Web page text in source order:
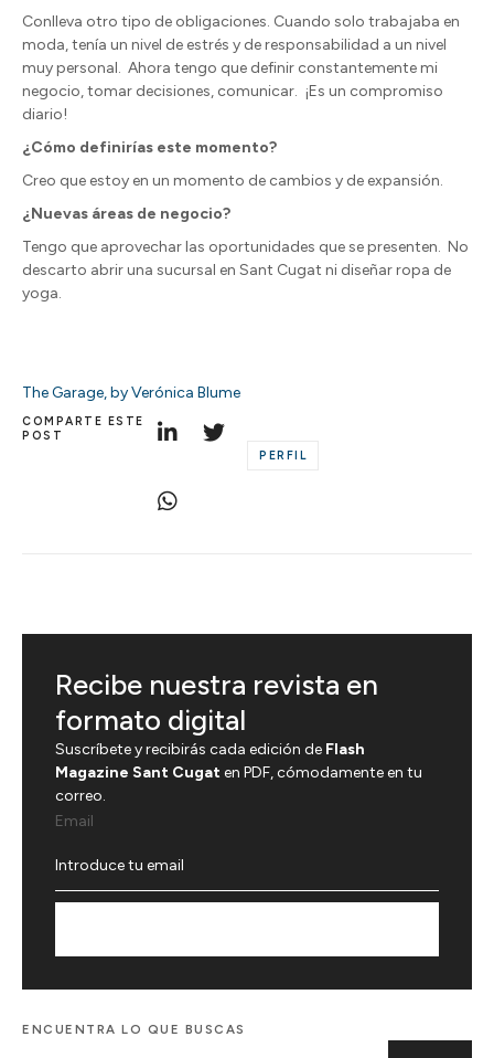
Conlleva otro tipo de obligaciones. Cuando solo trabajaba en
moda, tenía un nivel de estrés y de responsabilidad a un nivel
muy personal. Ahora tengo que definir constantemente mi
negocio, tomar decisiones, comunicar. ¡Es un compromiso
diario!
¿Cómo definirías este momento?
Creo que estoy en un momento de cambios y de expansión.
¿Nuevas áreas de negocio?
Tengo que aprovechar las oportunidades que se presenten. No
descarto abrir una sucursal en Sant Cugat ni diseñar ropa de
yoga.
The Garage, by Verónica Blume
COMPARTE ESTE
POST
PERFIL
Recibe nuestra revista en
formato digital
Suscríbete y recibirás cada edición de Flash
Magazine Sant Cugaten PDF, cómodamente en tu
correo.
Email
ENCUENTRA LO QUE BUSCAS